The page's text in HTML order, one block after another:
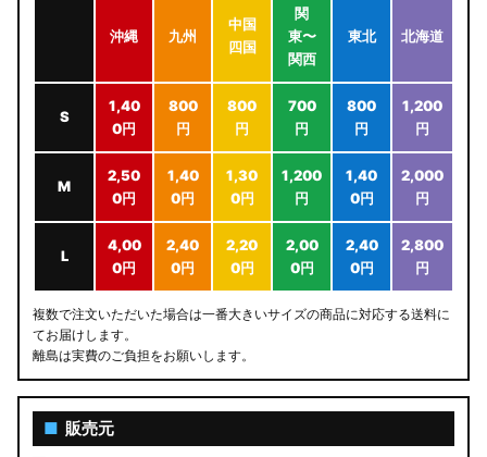
沖縄 九州
中国
四国
関
東〜
関西
東北 北海道
S
1,40
0円
800
円
800
円
700
円
800
円
1,200
円
M
2,50
0円
1,40
0円
1,30
0円
1,200
円
1,40
0円
2,000
円
L
4,00
0円
2,40
0円
2,20
0円
2,00
0円
2,40
0円
2,800
円
複数で注文いただいた場合は一番大きいサイズの商品に対応する送料に
てお届けします。
離島は実費のご負担をお願いします。
■ 販売元